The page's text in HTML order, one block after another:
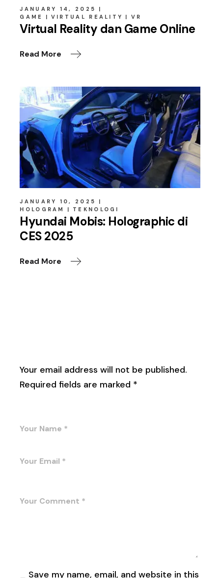
JANUARY 14, 2025
GAME
VIRTUAL REALITY VR
Virtual Reality dan Game Online
Read More
JANUARY 10, 2025
HOLOGRAM
TEKNOLOGI
Hyundai Mobis: Holographic di
CES 2025
Read More
Your email address will not be published.
Required fields are marked *
Save my name, email, and website in this